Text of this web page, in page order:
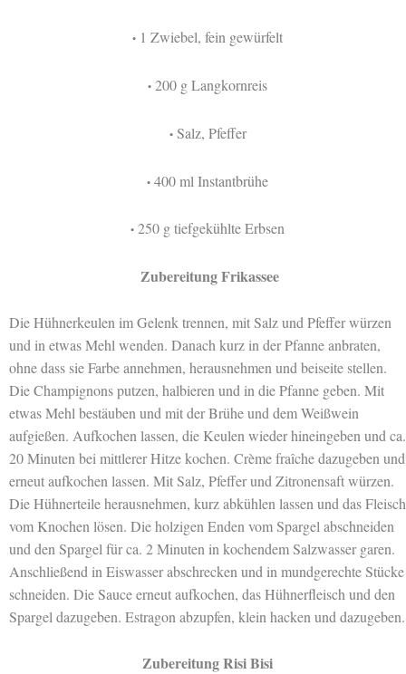
• 1 Zwiebel, fein gewürfelt
• 200 g Langkornreis
•Salz, Pfeffer
• 400 ml Instantbrühe
• 250 g tiefgekühlte Erbsen
Zubereitung Frikassee
Die Hühnerkeulen im Gelenk trennen, mit Salz und Pfeffer würzen
und in etwas Mehl wenden. Danach kurz in der Pfanne anbraten,
ohne dass sie Farbe annehmen, herausnehmen und beiseite stellen.
Die Champignons putzen, halbieren und in die Pfanne geben. Mit
etwas Mehl bestäuben und mit der Brühe und dem Weißwein
aufgießen. Aufkochen lassen, die Keulen wieder hineingeben und ca.
20 Minuten bei mittlerer Hitze kochen. Crème fraîche dazugeben und
erneut aufkochen lassen. Mit Salz, Pfeffer und Zitronensaft würzen.
Die Hühnerteile herausnehmen, kurz abkühlen lassen und das Fleisch
vom Knochen lösen. Die holzigen Enden vom Spargel abschneiden
und den Spargel für ca. 2 Minuten in kochendem Salzwasser garen.
Anschließend in Eiswasser abschrecken und in mundgerechte Stücke
schneiden. Die Sauce erneut aufkochen, das Hühnerfleisch und den
Spargel dazugeben. Estragon abzupfen, klein hacken und dazugeben.
Zubereitung Risi Bisi